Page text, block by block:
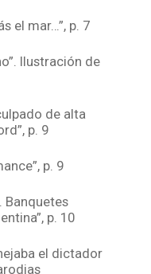
el mar…”, p. 7
Ilustración de
de alta
p. 9
p. 9
Banquetes
p. 10
el dictador